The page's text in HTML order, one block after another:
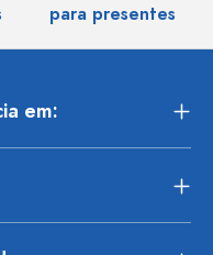
para presentes
em: